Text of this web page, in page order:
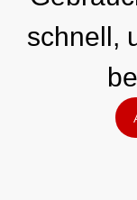
schnell,